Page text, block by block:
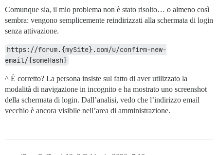
Comunque sia, il mio problema non è stato risolto… o almeno così
sembra: vengono semplicemente reindirizzati alla schermata di login
senza attivazione.
https://forum.{mySite}.com/u/confirm-new-
email/{someHash}
^ È corretto? La persona insiste sul fatto di aver utilizzato la
modalità di navigazione in incognito e ha mostrato uno screenshot
della schermata di login. Dall’analisi, vedo che l’indirizzo email
vecchio è ancora visibile nell’area di amministrazione.